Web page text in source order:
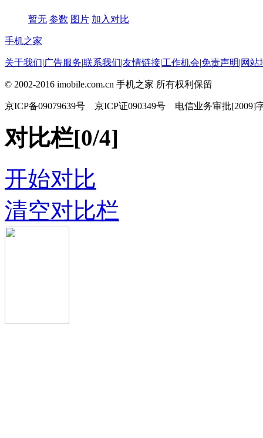
暂无 参数 图片 加入对比
手机之家
关于我们|广告服务|联系我们|友情链接|工作机会|免责声明|网站
© 2002-2016 imobile.com.cn 手机之家 所有权利保留
京ICP备09079639号 京ICP证090349号 电信业务审批[2009]
对比栏[0/4]
开始对比
清空对比栏